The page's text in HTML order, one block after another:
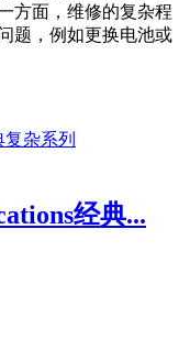
方面，维修的复杂程
题，例如更换电池或
经典...